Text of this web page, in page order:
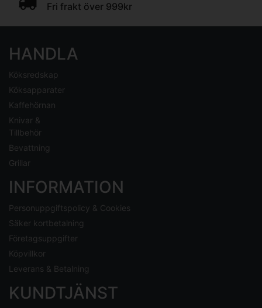
Fri frakt över 999kr
HANDLA
Köksredskap
Köksapparater
Kaffehörnan
Knivar &
Tillbehör
Bevattning
Grillar
INFORMATION
Personuppgiftspolicy & Cookies
Säker kortbetalning
Företagsuppgifter
Köpvillkor
Leverans & Betalning
KUNDTJÄNST